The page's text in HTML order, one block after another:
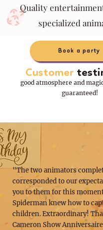
Quality
specialized
Book a party
good atmosphere and
guaranteed!
Customer
"The two animators
corresponded to our
you to them for this
Spiderman knew how to
children. Extraordinary!
Cameron Show